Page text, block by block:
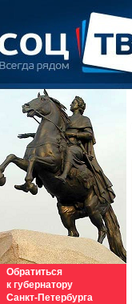
Обратиться
к губернатору
Санкт-Петербурга